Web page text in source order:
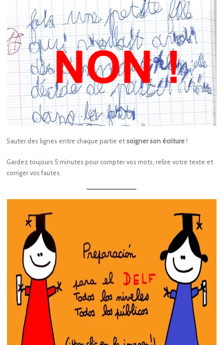
Sauter des lignes entre chaque partie etsoigner son écriture!
Gardez toujours 5 minutes pour compter vos mots, relire votre texte et
corriger vos fautes.